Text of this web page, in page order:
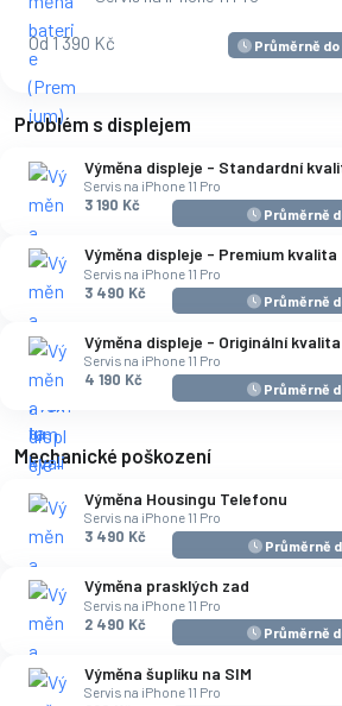
Od 1 390 Kč Průměrně do
Problém s displejem
Výměna displeje - Standardní
Servis na iPhone 11 Pro
3 190 Kč
Průměrně
Výměna displeje - Premium kvalita
Servis na iPhone 11 Pro
3 490 Kč
Průměrně
Výměna displeje - Originální kvalita
Servis na iPhone 11 Pro
4 190 Kč
Průměrně
Mechanické poškození
Výměna Housingu Telefonu
Servis na iPhone 11 Pro
3 490 Kč
Průměrně
Výměna prasklých zad
Servis na iPhone 11 Pro
2 490 Kč
Průměrně
Výměna šuplíku na SIM
Servis na iPhone 11 Pro